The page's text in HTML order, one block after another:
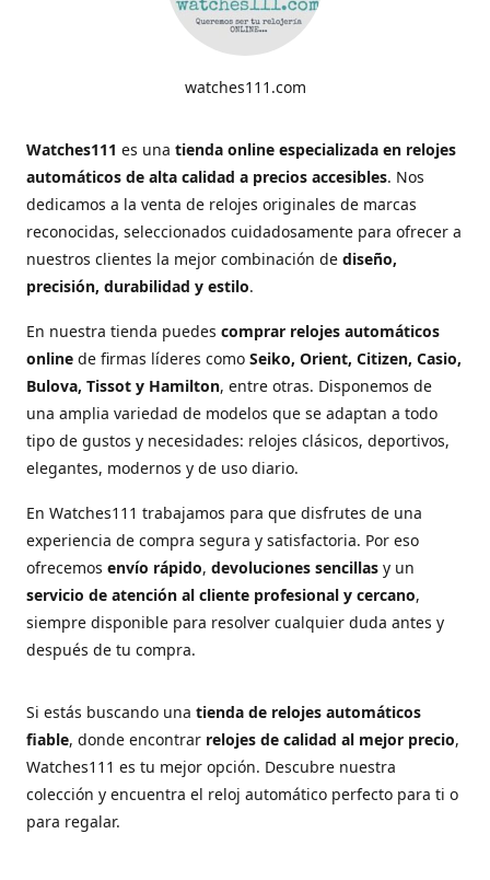
watches111.com
Watches111 es una tienda online especializada en relojes
automáticos de alta calidad a precios accesibles. Nos
dedicamos a la venta de relojes originales de marcas
reconocidas, seleccionados cuidadosamente para ofrecer a
nuestros clientes la mejor combinación de diseño,
precisión, durabilidad y estilo.
En nuestra tienda puedes comprar relojes automáticos
online de firmas líderes como Seiko, Orient, Citizen, Casio,
Bulova, Tissot y Hamilton, entre otras. Disponemos de
una amplia variedad de modelos que se adaptan a todo
tipo de gustos y necesidades: relojes clásicos, deportivos,
elegantes, modernos y de uso diario.
En Watches111 trabajamos para que disfrutes de una
experiencia de compra segura y satisfactoria. Por eso
ofrecemos envío rápido, devoluciones sencillas y un
servicio de atención al cliente profesional y cercano,
siempre disponible para resolver cualquier duda antes y
después de tu compra.
Si estás buscando una tienda de relojes automáticos
fiable, donde encontrar relojes de calidad al mejor precio,
Watches111 es tu mejor opción. Descubre nuestra
colección y encuentra el reloj automático perfecto para ti o
para regalar.